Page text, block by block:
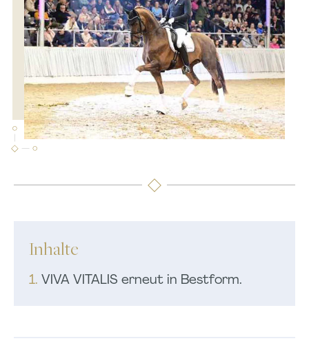
Inhalte
1. VIVA VITALIS erneut in Bestform.